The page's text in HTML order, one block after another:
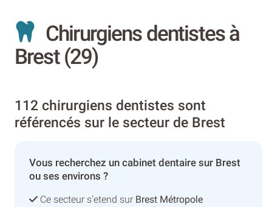
Chirurgiens dentistes à
Brest (29)
112 chirurgiens dentistes sont
référencés sur le secteur de Brest
Vous recherchez un cabinet dentaire sur Brest
ou ses environs ?
Ce secteur s’etend sur Brest Métropole